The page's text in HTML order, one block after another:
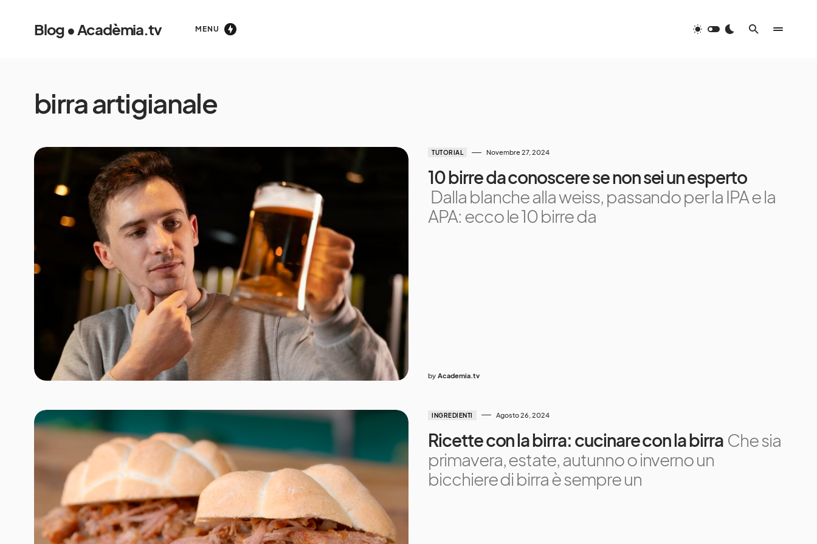
Blog • Acadèmia.tv MENU
birra artigianale
TUTORIAL Novembre 27, 2024
10 birre da conoscere se non sei un esperto
Dalla blanche alla weiss, passando per la IPA e la
APA: ecco le 10 birre da
by Academia.tv
INGREDIENTI Agosto 26, 2024
Ricette con la birra: cucinare con la birra Che sia
primavera, estate, autunno o inverno un
bicchiere di birra è sempre un